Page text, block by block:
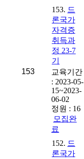
153
153. 드
론국가
자격증
취득과
정 23-7
기
교육기간
: 2023-05-
15~2023-
06-02
정원 : 16
모집완
료
152. 드
론국가